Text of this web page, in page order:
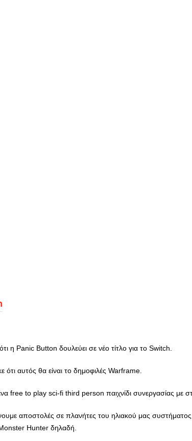
η Panic Button δουλεύει σε νέο τίτλο για το Switch.
ότι αυτός θα είναι το δημοφιλές Warframe.
free to play sci-fi third person παιχνίδι συνεργασίας με
αποστολές σε πλανήτες του ηλιακού μας
Hunter δηλαδή.